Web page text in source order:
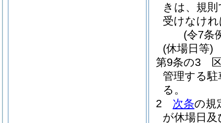
きは、規
受けなけ
(令7条
(休場日等)
第9条の3
管理する
る。
2
次条の規
が休場日